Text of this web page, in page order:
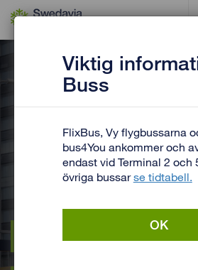
Gå till innehåll
Buss till och från
Flera bussar går till/från Stockholm
och andra destinationer – varje dag
Viktig
Buss
FlixBus, Vy flygbussarna
bus4You ankommer och
endast vid Terminal 2 och
övriga bussarse tidtabell.
OK